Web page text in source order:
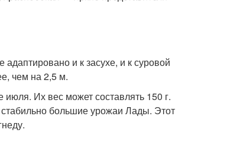
и к засухе, и к суровой
чем на 2,5 м.
Их вес может составлять 150 г.
большие урожаи Лады. Этот